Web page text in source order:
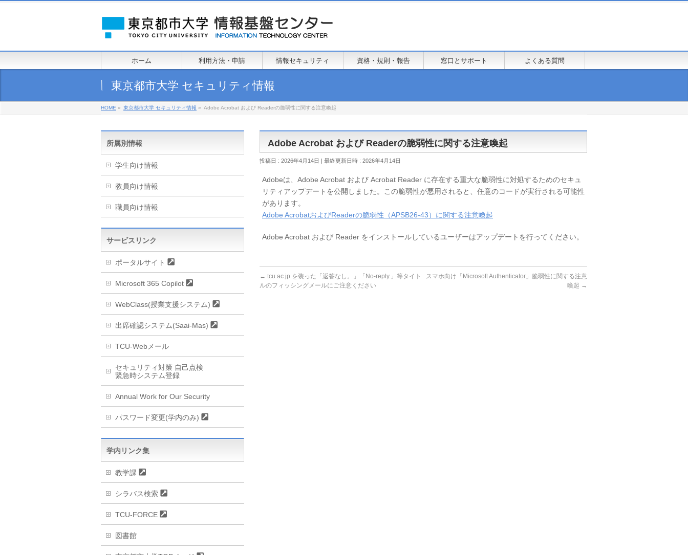
ホーム 利用方法・申請 情報セキュリティ 資格・規則・報告 窓口とサポート よくある質問
東京都市大学 セキュリティ情報
HOME » 東京都市大学 セキュリティ情報 » Adobe Acrobat および Readerの脆弱性に関する注意喚起
Adobe Acrobat および Readerの脆弱性に関する注意喚起
投稿日 : 2026年4月14日 最終更新日時 : 2026年4月14日
Adobeは、Adobe Acrobat および Acrobat Reader に存在する重大な脆弱性に対処するためのセキュ
リティアップデートを公開しました。この脆弱性が悪用されると、任意のコードが実行される可能性
があります。
Adobe AcrobatおよびReaderの脆弱性（APSB26-43）に関する注意喚起
Adobe Acrobat および Reader をインストールしているユーザーはアップデートを行ってください。
← tcu.ac.jp を装った「返答なし。」「No-reply.」等タイト
ルのフィッシングメールにご注意ください
スマホ向け「Microsoft Authenticator」脆弱性に関する注意
喚起 →
所属別情報
学生向け情報
教員向け情報
職員向け情報
サービスリンク
ポータルサイト
Microsoft 365 Copilot
WebClass(授業支援システム)
出席確認システム(Saai-Mas)
TCU-Webメール
セキュリティ対策 自己点検
緊急時システム登録
Annual Work for Our Security
パスワード変更(学内のみ)
学内リンク集
教学課
シラバス検索
TCU-FORCE
図書館